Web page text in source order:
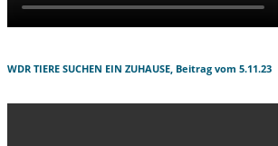
WDR TIERE SUCHEN EIN ZUHAUSE, Beitrag vom 5.11.23